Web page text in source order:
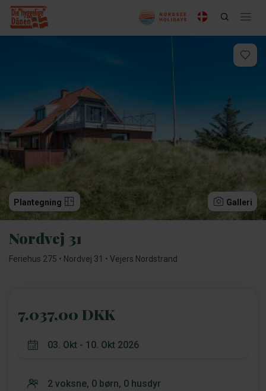
Plantegning Galleri
Nordvej 31
Feriehus 275 • Nordvej 31 • Vejers Nordstrand
7.037,00 DKK